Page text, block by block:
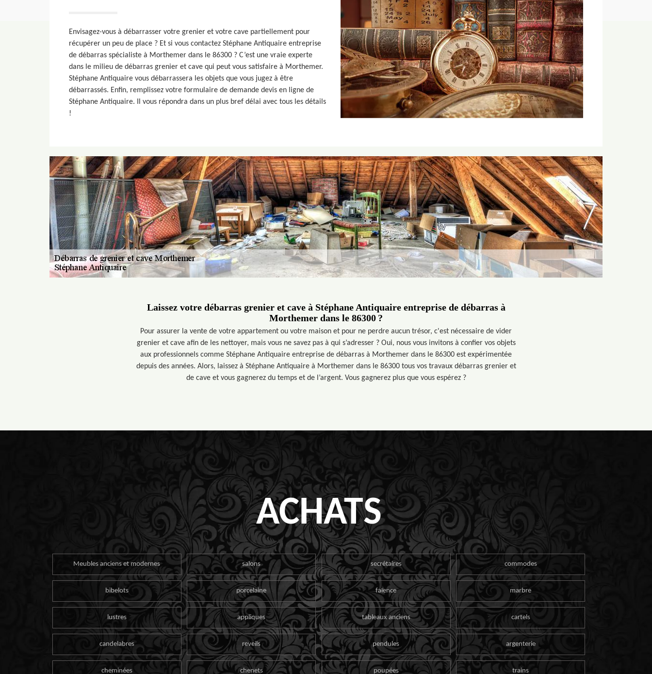
Envisagez-vous à débarrasser votre grenier et votre cave partiellement pour
récupérer un peu de place ? Et si vous contactez Stéphane Antiquaire entreprise
de débarras spécialiste à Morthemer dans le 86300 ? C’est une vraie experte
dans le milieu de débarras grenier et cave qui peut vous satisfaire à Morthemer.
Stéphane Antiquaire vous débarrassera les objets que vous jugez à être
débarrassés. Enfin, remplissez votre formulaire de demande devis en ligne de
Stéphane Antiquaire. Il vous répondra dans un plus bref délai avec tous les détails
!
Laissez votre débarras grenier et cave à Stéphane Antiquaire entreprise de débarras à
Morthemer dans le 86300 ?
Pour assurer la vente de votre appartement ou votre maison et pour ne perdre aucun trésor, c'est nécessaire de vider
grenier et cave afin de les nettoyer, mais vous ne savez pas à qui s’adresser ? Oui, nous vous invitons à confier vos objets
aux professionnels comme Stéphane Antiquaire entreprise de débarras à Morthemer dans le 86300 est expérimentée
depuis des années. Alors, laissez à Stéphane Antiquaire à Morthemer dans le 86300 tous vos travaux débarras grenier et
de cave et vous gagnerez du temps et de l’argent. Vous gagnerez plus que vous espérez ?
ACHATS
Meubles anciens et modernes salons secrétaires commodes
bibelots porcelaine faïence marbre
lustres appliques tableaux anciens cartels
candelabres reveils pendules argenterie
cheminées chenets poupées trains